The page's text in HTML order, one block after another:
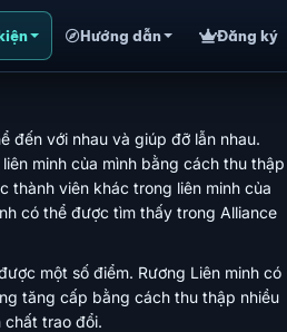
Hướng dẫn Đăng ký
đến với nhau và giúp đỡ lẫn nhau.
minh của mình bằng cách thu thập
thành viên khác trong liên minh của
có thể được tìm thấy trong Alliance
một số điểm. Rương Liên minh có
tăng cấp bằng cách thu thập nhiều
chất trao đổi.